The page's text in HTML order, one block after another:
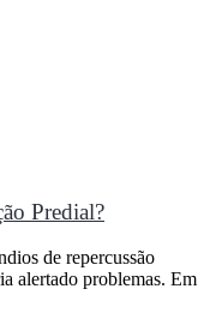
Predial?
de repercussão
alertado problemas. Em